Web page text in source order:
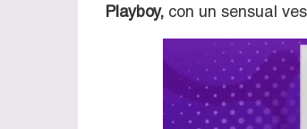
Playboy, con un sensual